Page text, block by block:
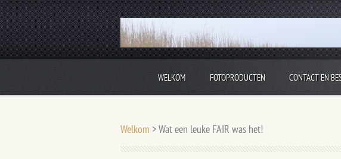
WELKOM FOTOPRODUCTEN CONTACT EN
Welkom >Wat een leuke FAIR was het!